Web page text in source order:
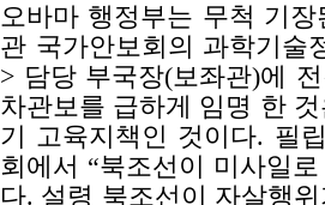
오바마 행정부는 무척 기
관 국가안보회의 과학기술
> 담당 부국장(보좌관)에
차관보를 급하게 임명 한
기 고육지책인 것이다. 필
회에서 “북조선이 미사일
다. 설령 북조선이 자살행